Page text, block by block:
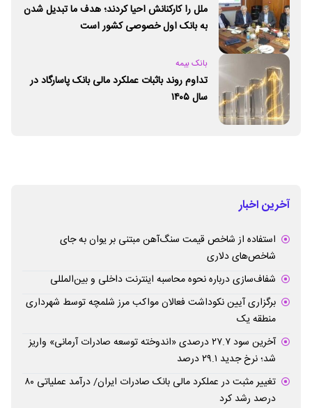
ملل را کارکنانش احیا کردند؛ هدف ما تبدیل شدن
به بانک اول خصوصی کشور است
بانک بیمه
تداوم روند باثبات عملکرد مالی بانک پاسارگاد در
سال ۱۴۰۵
آخرین اخبار
استفاده از شاخص قیمت سنگ‌آهن مبتنی بر یوان به جای
شاخص‌های دلاری
شفاف‌سازی درباره نحوه محاسبه اینترنت داخلی و بین‌المللی
برگزاری آیین نکوداشت فعالان مواکب مرز شلمچه توسط شهرداری
منطقه یک
آخرین سود ۲۷.۷ درصدی «اندوخته توسعه صادرات آرمانی» واریز
شد؛ نرخ جدید ۲۹.۱ درصد
تغییر مثبت در عملکرد مالی بانک صادرات ایران/ درآمد عملیاتی ۸۰
درصد رشد کرد